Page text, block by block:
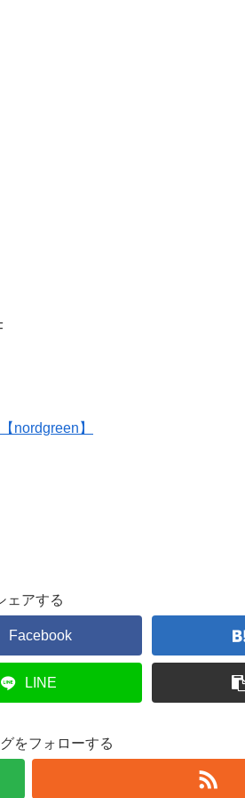
nordgreen】
ェアする
Facebook
LINE
をフォローする